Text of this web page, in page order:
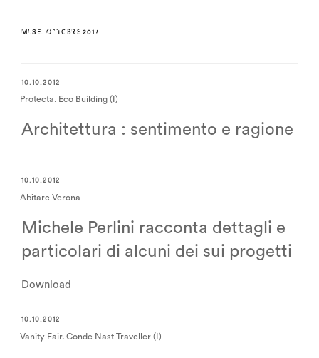
MESE:OTTOBRE 2012
10.10.2012
Protecta. Eco Building (I)
Architettura : sentimento e ragione
10.10.2012
Abitare Verona
Michele Perlini racconta dettagli e
particolari di alcuni dei sui progetti
Download
10.10.2012
Vanity Fair. Condè Nast Traveller (I)